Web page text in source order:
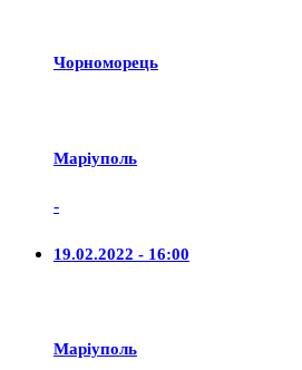
Чорноморець
Маріуполь
-
19.02.2022 - 16:00
Маріуполь